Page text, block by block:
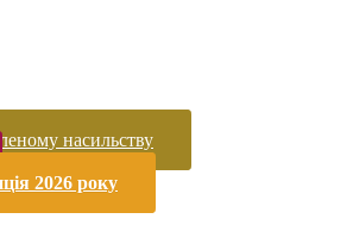
насильству
2026 року